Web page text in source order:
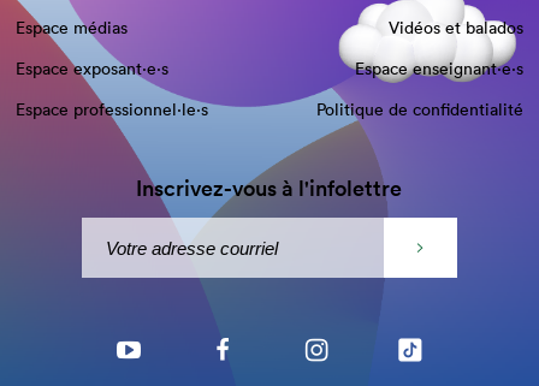
Espace médias
Vidéos et balados
Espace exposant·e⋅s
Espace enseignant·e⋅s
Espace professionnel·le⋅s
Politique de confidentialité
Inscrivez-vous à l'infolettre